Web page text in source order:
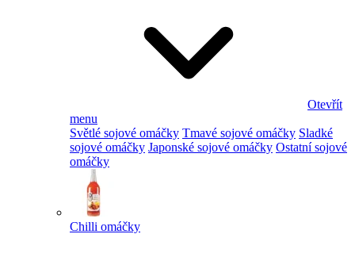
Otevřít
menu
Světlé sojové omáčky Tmavé sojové omáčky Sladké
sojové omáčky Japonské sojové omáčky Ostatní sojové
omáčky
Chilli omáčky